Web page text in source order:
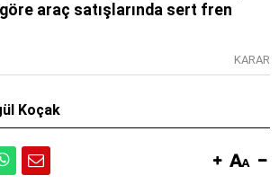
araç satışlarında sert fren
KARAR
Koçak